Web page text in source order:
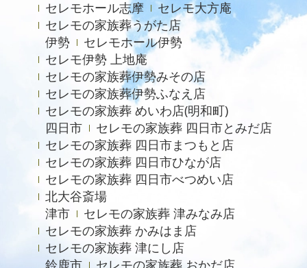
2023年6月
2023年5月
2023年4月
2023年3月
2023年2月
2022年12月
2022年9月
2022年8月
2022年4月
2022年2月
セレモホール志摩
セレモ大方庵
セレモの家族葬うがた店
伊勢
セレモホール伊勢
セレモ伊勢 上地庵
セレモの家族葬伊勢みその店
セレモの家族葬伊勢ふなえ店
セレモの家族葬 めいわ店(明和町)
四日市
セレモの家族葬 四日市とみだ店
セレモの家族葬 四日市まつもと店
セレモの家族葬 四日市ひなが店
セレモの家族葬 四日市べつめい店
北大谷斎場
津市
セレモの家族葬 津みなみ店
セレモの家族葬 かみはま店
セレモの家族葬 津にし店
鈴鹿市
セレモの家族葬 おかだ店